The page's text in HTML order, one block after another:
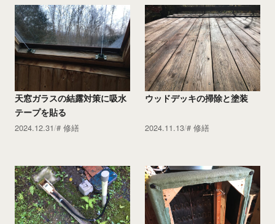
天窓ガラスの結露対策に吸水
テープを貼る
2024.12.31 修繕
ウッドデッキの掃除と塗装
2024.11.13 修繕